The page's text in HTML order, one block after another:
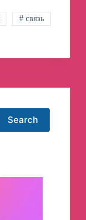
# связь
Search